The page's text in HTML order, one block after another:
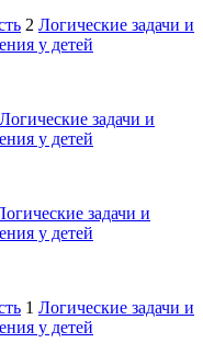
2 Логические задачи и
у детей
Логические задачи и
у детей
задачи и
у детей
1 Логические задачи и
у детей